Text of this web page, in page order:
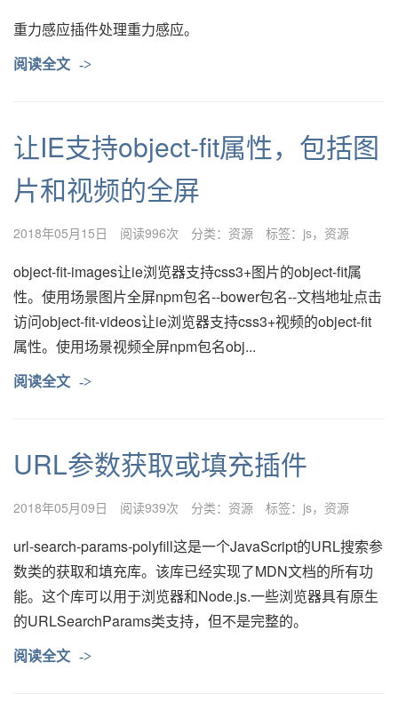
重力感应插件处理重力感应。
阅读全文 ->
让IE支持object-fit属性，包括图
片和视频的全屏
2018年05月15日 阅读996次 分类： 资源 标签： js 资源
object-fit-images让ie浏览器支持css3+图片的object-fit属
性。使用场景图片全屏npm包名--bower包名--文档地址点击
访问object-fit-videos让ie浏览器支持css3+视频的object-fit
属性。使用场景视频全屏npm包名obj...
阅读全文 ->
URL参数获取或填充插件
2018年05月09日 阅读939次 分类： 资源 标签： js 资源
url-search-params-polyfill这是一个JavaScript的URL搜索参
数类的获取和填充库。该库已经实现了MDN文档的所有功
能。这个库可以用于浏览器和Node.js.一些浏览器具有原生
的URLSearchParams类支持，但不是完整的。
阅读全文 ->